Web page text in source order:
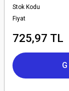
Stok Kodu
Fiyat
725,97 TL